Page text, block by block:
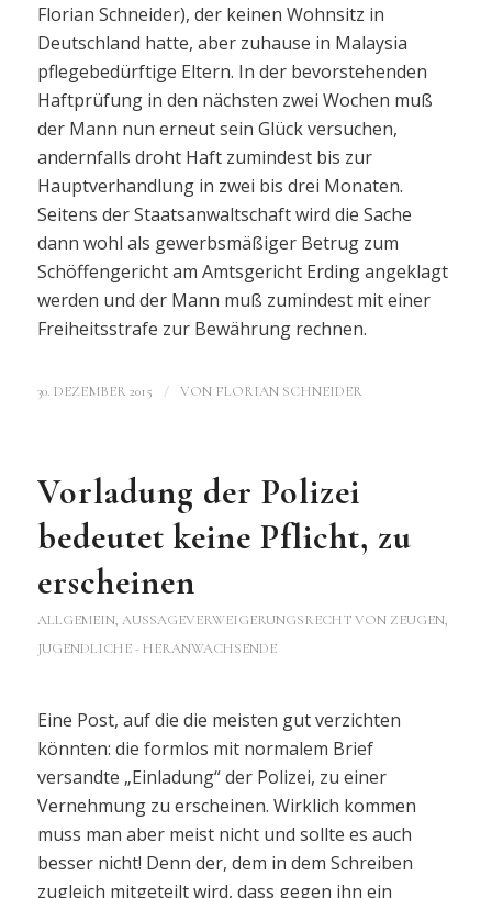
Florian Schneider), der keinen Wohnsitz in
Deutschland hatte, aber zuhause in Malaysia
pflegebedürftige Eltern. In der bevorstehenden
Haftprüfung in den nächsten zwei Wochen muß
der Mann nun erneut sein Glück versuchen,
andernfalls droht Haft zumindest bis zur
Hauptverhandlung in zwei bis drei Monaten.
Seitens der Staatsanwaltschaft wird die Sache
dann wohl als gewerbsmäßiger Betrug zum
Schöffengericht am Amtsgericht Erding angeklagt
werden und der Mann muß zumindest mit einer
Freiheitsstrafe zur Bewährung rechnen.
30. DEZEMBER 2015 / VON FLORIAN SCHNEIDER
Vorladung der Polizei
bedeutet keine Pflicht, zu
erscheinen
ALLGEMEIN, AUSSAGEVERWEIGERUNGSRECHT VON ZEUGEN,
JUGENDLICHE - HERANWACHSENDE
Eine Post, auf die die meisten gut verzichten
könnten: die formlos mit normalem Brief
versandte „Einladung“ der Polizei, zu einer
Vernehmung zu erscheinen. Wirklich kommen
muss man aber meist nicht und sollte es auch
besser nicht! Denn der, dem in dem Schreiben
zugleich mitgeteilt wird, dass gegen ihn ein